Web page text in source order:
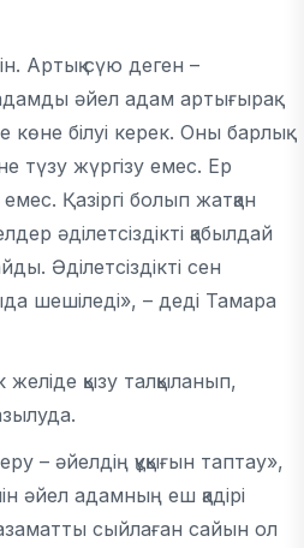
Артық сүю деген –
әйел адам артығырақ
көне білуі керек. Оны барлық
түзу жүргізу емес. Ер
Қазіргі болып жатқан
әділетсіздікті қабылдай
Әділетсіздікті сен
шешіледі», – деді Тамара
желіде қызу талқыланып,
– әйелдің құқығын таптау»,
әйел адамның еш қадірі
сыйлаған сайын ол